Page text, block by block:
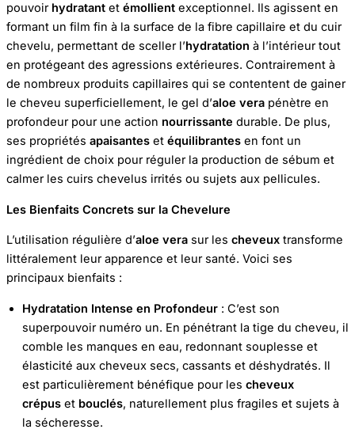
pouvoir hydratant et émollient exceptionnel. Ils agissent en
formant un film fin à la surface de la fibre capillaire et du cuir
chevelu, permettant de sceller l’hydratation à l’intérieur tout
en protégeant des agressions extérieures. Contrairement à
de nombreux produits capillaires qui se contentent de gainer
le cheveu superficiellement, le gel d’aloe vera pénètre en
profondeur pour une action nourrissante durable. De plus,
ses propriétés apaisantes et équilibrantes en font un
ingrédient de choix pour réguler la production de sébum et
calmer les cuirs chevelus irrités ou sujets aux pellicules.
Les Bienfaits Concrets sur la Chevelure
L’utilisation régulière d’aloe vera sur les cheveux transforme
littéralement leur apparence et leur santé. Voici ses
principaux bienfaits :
Hydratation Intense en Profondeur : C’est son
superpouvoir numéro un. En pénétrant la tige du cheveu, il
comble les manques en eau, redonnant souplesse et
élasticité aux cheveux secs, cassants et déshydratés. Il
est particulièrement bénéfique pour les cheveux
crépus et bouclés, naturellement plus fragiles et sujets à
la sécheresse.